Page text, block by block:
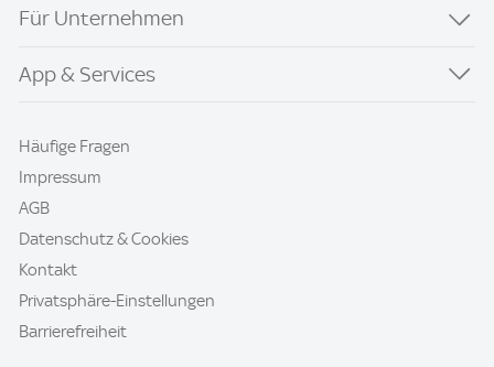
Für Unternehmen
App & Services
Häufige Fragen
Impressum
AGB
Datenschutz & Cookies
Kontakt
Privatsphäre-Einstellungen
Barrierefreiheit